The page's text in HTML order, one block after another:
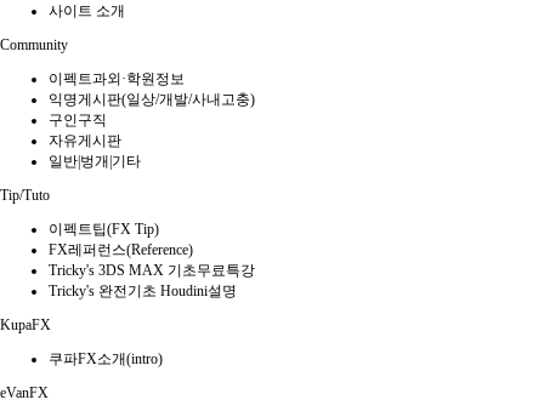
사이트 소개
Community
이펙트과외·학원정보
익명게시판(일상/개발/사내고충)
구인구직
자유게시판
일반|벙개|기타
Tip/Tuto
이펙트팁(FX Tip)
FX레퍼런스(Reference)
Tricky's 3DS MAX 기초무료특강
Tricky's 완전기초 Houdini설명
KupaFX
쿠파FX소개(intro)
eVanFX